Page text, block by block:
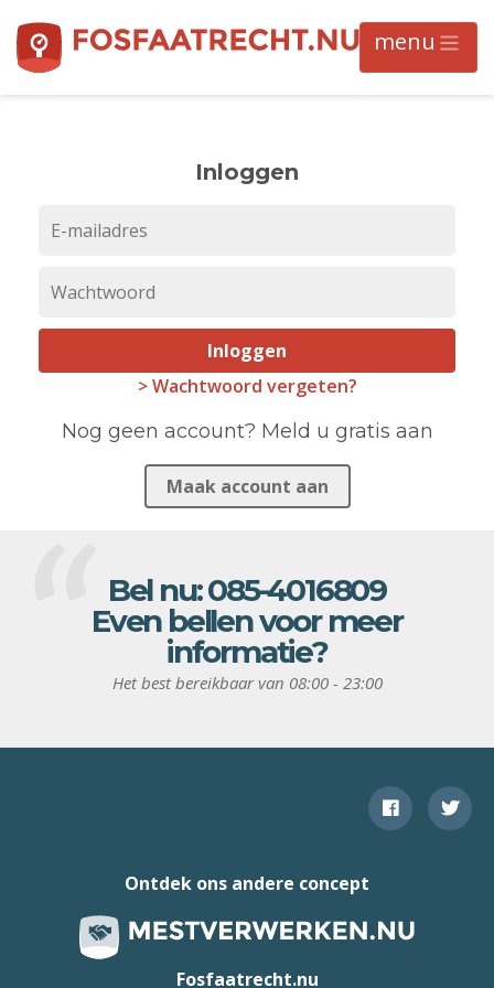
Inloggen
Inloggen
> Wachtwoord vergeten?
Nog geen account? Meld u gratis aan
Maak account aan
Bel nu:085-4016809
Even bellen voor meer
informatie?
Het best bereikbaar van 08:00 - 23:00
Fosfaatrecht.nu
Ontdek ons andere concept